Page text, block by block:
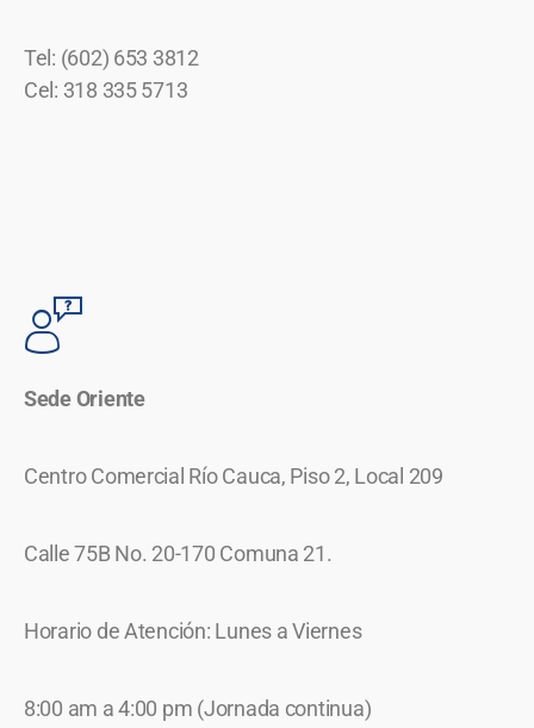
Tel: (602) 653 3812
Cel: 318 335 5713
Sede Oriente
Centro Comercial Río Cauca, Piso 2, Local 209
Calle 75B No. 20-170 Comuna 21.
Horario de Atención: Lunes a Viernes
8:00 am a 4:00 pm (Jornada continua)